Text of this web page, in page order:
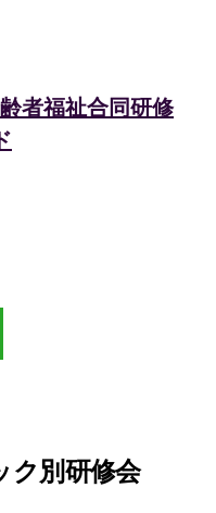
者福祉合同研修
ク別研修会